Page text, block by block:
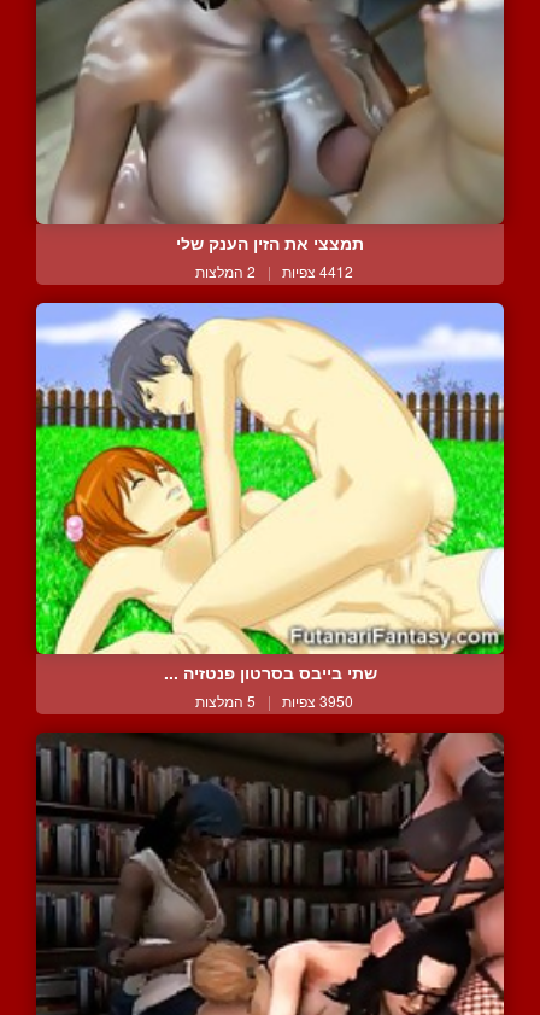
תמצצי את הזין הענק שלי
4412 צפיות | 2 המלצות
שתי בייבס בסרטון פנטזיה ...
3950 צפיות | 5 המלצות